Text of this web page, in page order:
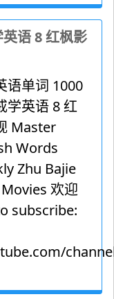
语 8 红枫影
语单词 1000
学英语 8 红
Master
Words
Zhu Bajie
欢迎
subscribe: